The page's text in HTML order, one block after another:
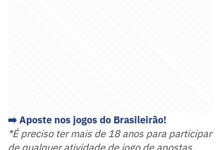
➡️ Aposte nos jogos do Brasileirão!
*É preciso ter mais de 18 anos para participar